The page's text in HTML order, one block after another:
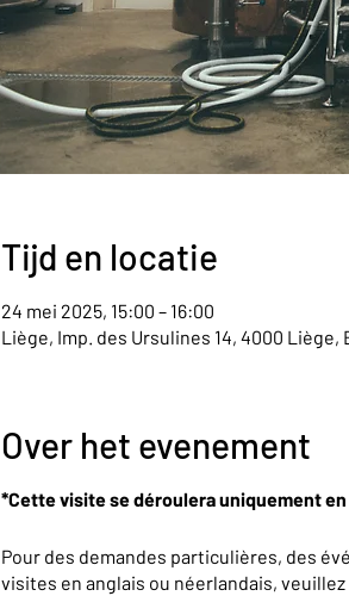
Tijd en locatie
24 mei 2025, 15:00 – 16:00
Liège, Imp. des Ursulines 14, 4000 Liège,
Over het evenement
*Cette visite se déroulera uniquement
Pour des demandes particulières, des
visites en anglais ou néerlandais,